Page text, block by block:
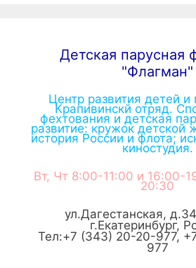
Детская парусная
"Флагман"
Центр развития детей и
Крапивинскй отряд.
фехтования и детская
развитие: кружок детской
история России и флота;
киностудия.
Вт, Чт 8:00-11:00 и 16:00-
20:30
ул.Дагестанская, д.34
г.Екатеринбург,
Тел:+7 (343) 20-20-977,
977